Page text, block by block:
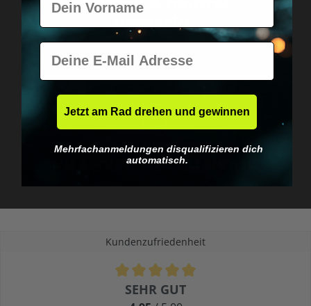
verpackt.
Keine EU-Zollfalle
Du zahlst, was du siehst.
Kundenzufriedenheit
Durchschnittliche Bewertung von 4.9 von 5 Sternen
SEHR GUT
E-Mail
Jetzt am Rad drehen und gewinnen
Mehrfachanmeldungen disqualifizieren dich
automatisch.